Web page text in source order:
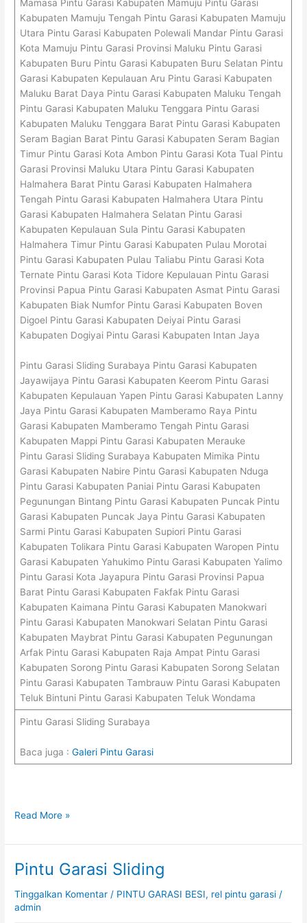
Mamasa Pintu Garasi Kabupaten Mamuju Pintu Garasi
Kabupaten Mamuju Tengah Pintu Garasi Kabupaten Mamuju
Utara Pintu Garasi Kabupaten Polewali Mandar Pintu Garasi
Kota Mamuju Pintu Garasi Provinsi Maluku Pintu Garasi
Kabupaten Buru Pintu Garasi Kabupaten Buru Selatan Pintu
Garasi Kabupaten Kepulauan Aru Pintu Garasi Kabupaten
Maluku Barat Daya Pintu Garasi Kabupaten Maluku Tengah
Pintu Garasi Kabupaten Maluku Tenggara Pintu Garasi
Kabupaten Maluku Tenggara Barat Pintu Garasi Kabupaten
Seram Bagian Barat Pintu Garasi Kabupaten Seram Bagian
Timur Pintu Garasi Kota Ambon Pintu Garasi Kota Tual Pintu
Garasi Provinsi Maluku Utara Pintu Garasi Kabupaten
Halmahera Barat Pintu Garasi Kabupaten Halmahera
Tengah Pintu Garasi Kabupaten Halmahera Utara Pintu
Garasi Kabupaten Halmahera Selatan Pintu Garasi
Kabupaten Kepulauan Sula Pintu Garasi Kabupaten
Halmahera Timur Pintu Garasi Kabupaten Pulau Morotai
Pintu Garasi Kabupaten Pulau Taliabu Pintu Garasi Kota
Ternate Pintu Garasi Kota Tidore Kepulauan Pintu Garasi
Provinsi Papua Pintu Garasi Kabupaten Asmat Pintu Garasi
Kabupaten Biak Numfor Pintu Garasi Kabupaten Boven
Digoel Pintu Garasi Kabupaten Deiyai Pintu Garasi
Kabupaten Dogiyai Pintu Garasi Kabupaten Intan Jaya
Pintu Garasi Sliding Surabaya Pintu Garasi Kabupaten
Jayawijaya Pintu Garasi Kabupaten Keerom Pintu Garasi
Kabupaten Kepulauan Yapen Pintu Garasi Kabupaten Lanny
Jaya Pintu Garasi Kabupaten Mamberamo Raya Pintu
Garasi Kabupaten Mamberamo Tengah Pintu Garasi
Kabupaten Mappi Pintu Garasi Kabupaten Merauke
Pintu Garasi Sliding Surabaya Kabupaten Mimika Pintu
Garasi Kabupaten Nabire Pintu Garasi Kabupaten Nduga
Pintu Garasi Kabupaten Paniai Pintu Garasi Kabupaten
Pegunungan Bintang Pintu Garasi Kabupaten Puncak Pintu
Garasi Kabupaten Puncak Jaya Pintu Garasi Kabupaten
Sarmi Pintu Garasi Kabupaten Supiori Pintu Garasi
Kabupaten Tolikara Pintu Garasi Kabupaten Waropen Pintu
Garasi Kabupaten Yahukimo Pintu Garasi Kabupaten Yalimo
Pintu Garasi Kota Jayapura Pintu Garasi Provinsi Papua
Barat Pintu Garasi Kabupaten Fakfak Pintu Garasi
Kabupaten Kaimana Pintu Garasi Kabupaten Manokwari
Pintu Garasi Kabupaten Manokwari Selatan Pintu Garasi
Kabupaten Maybrat Pintu Garasi Kabupaten Pegunungan
Arfak Pintu Garasi Kabupaten Raja Ampat Pintu Garasi
Kabupaten Sorong Pintu Garasi Kabupaten Sorong Selatan
Pintu Garasi Kabupaten Tambrauw Pintu Garasi Kabupaten
Teluk Bintuni Pintu Garasi Kabupaten Teluk Wondama
Pintu Garasi Sliding Surabaya
Baca juga : Galeri Pintu Garasi
Read More »
Pintu Garasi Sliding
Tinggalkan Komentar / PINTU GARASI BESI, rel pintu garasi /
admin
Pintu
Sliding